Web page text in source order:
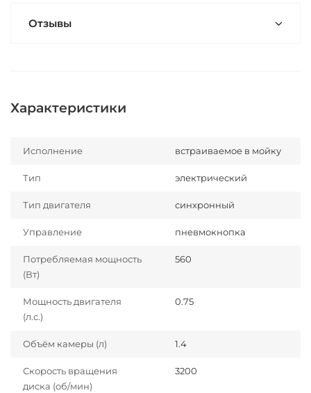
Отзывы
Характеристики
Исполнение встраиваемое в мойку
Тип электрический
Тип двигателя синхронный
Управление пневмокнопка
Потребляемая мощность
(Вт)
560
Мощность двигателя
(л.с.)
0.75
Объём камеры (л) 1.4
Скорость вращения
диска (об/мин)
3200